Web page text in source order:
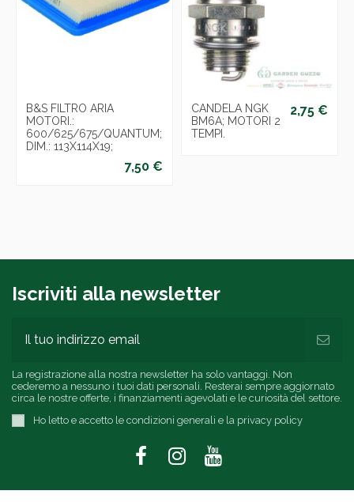
B&S FILTRO ARIA
MOTORI.:
600/625/675/QUANTUM;
DIM.: 113X114X19;
7,50 €
CANDELA NGK
BM6A; MOTORI 2
TEMPI.
2,75 €
Iscriviti alla newsletter
La registrazione alla nostra newsletter ha solo vantaggi. Non
cederemo a nessuno i tuoi dati personali. Resterai sempre aggiornato
circa le nostre offerte, i finanziamenti agevolati e le curiosità del settore.
Ho letto e accetto le condizioni generali e la privacy policy